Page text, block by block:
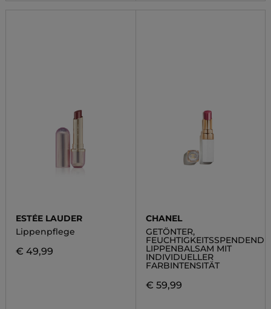
ESTÉE LAUDER
Lippenpflege
€ 49,99
CHANEL
GETÖNTER,
LIPPENBALSAM MIT
INDIVIDUELLER
FARBINTENSITÄT
€ 59,99